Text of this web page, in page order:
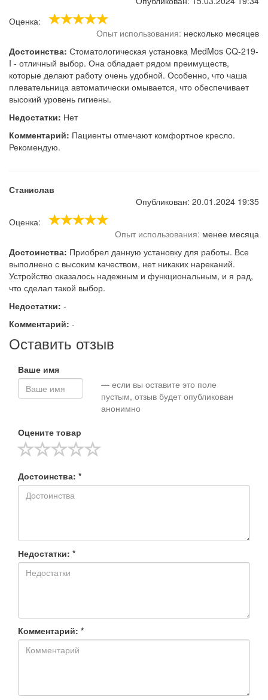
Оценка:
Опыт использования: несколько месяцев
Достоинства: Стоматологическая установка MedMos CQ-219-
I - отличный выбор. Она обладает рядом преимуществ,
которые делают работу очень удобной. Особенно, что чаша
плевательница автоматически омывается, что обеспечивает
высокий уровень гигиены.
Недостатки: Нет
Комментарий: Пациенты отмечают комфортное кресло.
Рекомендую.
Станислав
Опубликован: 20.01.2024 19:35
Оценка:
Опыт использования: менее месяца
Достоинства: Приобрел данную установку для работы. Все
выполнено с высоким качеством, нет никаких нареканий.
Устройство оказалось надежным и функциональным, и я рад,
что сделал такой выбор.
Недостатки: -
Комментарий: -
Оставить отзыв
Ваше имя
— если вы оставите это поле
пустым, отзыв будет опубликован
анонимно
Оцените товар
Достоинства: *
Недостатки: *
Комментарий: *